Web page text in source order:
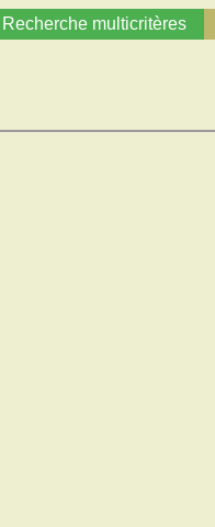
Recherche multicritères